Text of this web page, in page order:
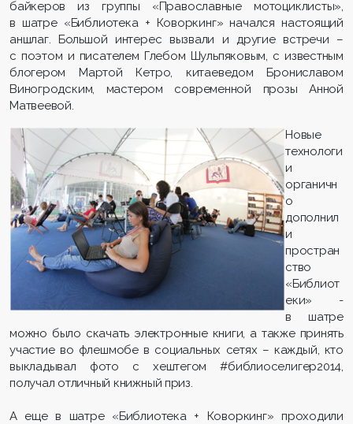
байкеров из группы «Православные мотоциклисты»,
в шатре «Библиотека + Коворкинг» начался настоящий
аншлаг. Большой интерес вызвали и другие встречи –
с поэтом и писателем Глебом Шульпяковым, с известным
блогером Мартой Кетро, китаеведом Брониславом
Виногродским, мастером современной прозы Анной
Матвеевой.
Новые
технологи
и
органичн
о
дополнил
и
простран
ство
«Библиот
еки» -
в шатре
можно было скачать электронные книги, а также принять
участие во флешмобе в социальных сетях – каждый, кто
выкладывал фото с хештегом #библиоселигер2014,
получал отличный книжный приз.
А еще в шатре «Библиотека + Коворкинг» проходили